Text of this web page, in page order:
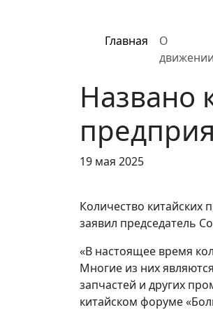
Главная
О
движении
Названо
19 мая 2025
Количество
заявил председатель
«В настоящее время
Многие из них
запчастей и других
китайском форуме